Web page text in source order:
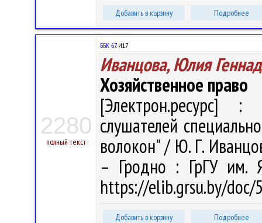
Добавить в корзину Подробнее
2280
полный текст
ББК 67.И17
Иванцова, Юлия
Хозяйственное право
[Электрон.ресурс] :
слушателей
волокон" / Ю. Г.
– Гродно : ГрГУ им.
https://elib.grsu.by/doc/
Добавить в корзину Подробнее